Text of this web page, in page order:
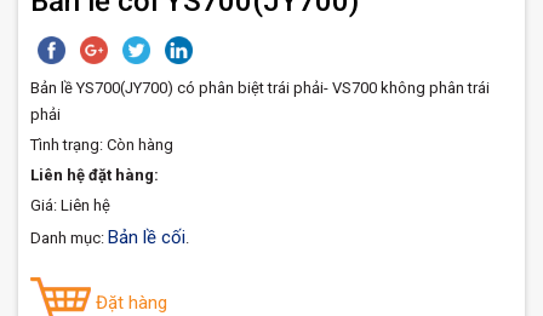
Bản lề YS700(JY700) có phân biệt trái phải- VS700 không phân trái
phải
Tình trạng: Còn hàng
Liên hệ đặt hàng:
Giá: Liên hệ
Danh mục: Bản lề cối.
Đặt hàng